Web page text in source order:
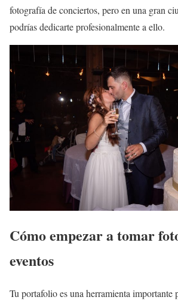
fotografía de conciertos, pero en una gran
podrías dedicarte profesionalmente a ello.
Cómo empezar a tomar
eventos
Tu portafolio es una herramienta importante